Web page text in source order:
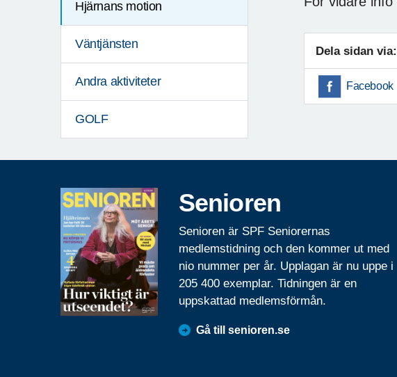
Hjärnans motion
Väntjänsten
Andra aktiviteter
GOLF
Dela sidan via:
Facebook
Senioren
Senioren är SPF Seniorernas
medlemstidning och den kommer ut med
nio nummer per år. Upplagan är nu uppe i
205 400 exemplar. Tidningen är en
uppskattad medlemsförmån.
Gå till senioren.se